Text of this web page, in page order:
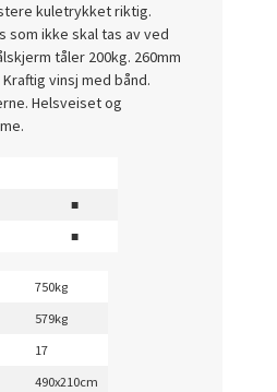
kuletrykket riktig.
som ikke skal tas av ved
tåler 200kg. 260mm
vinsj med bånd.
Helsveiset og
■
■
750kg
579kg
17
490x210cm